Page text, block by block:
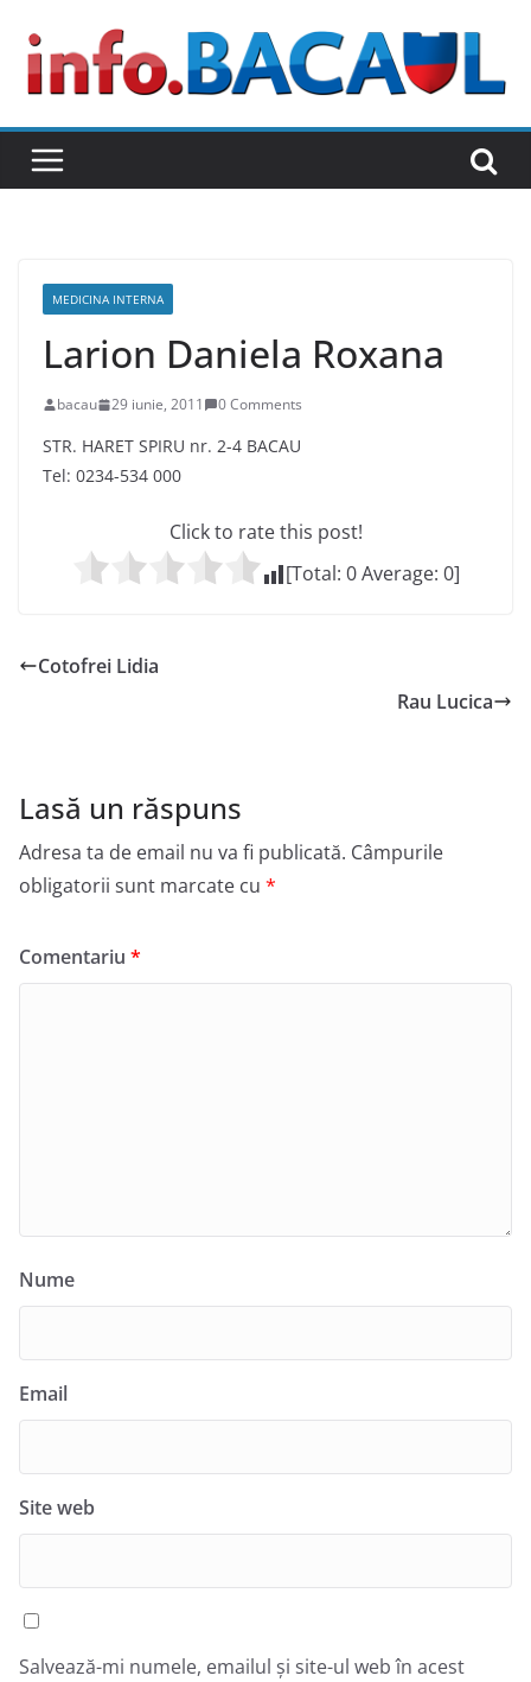
content
MEDICINA INTERNA
Larion Daniela Roxana
bacau 29 iunie, 2011 0 Comments
STR. HARET SPIRU nr. 2-4 BACAU
Tel: 0234-534 000
Click to rate this post!
[Total: 0Average: 0]
Cotofrei Lidia
Rau Lucica
Lasă un răspuns
Adresa ta de email nu va fi publicată. Câmpurile
obligatorii sunt marcate cu *
Comentariu *
Nume
Email
Site web
Salvează-mi numele, emailul și site-ul web în acest